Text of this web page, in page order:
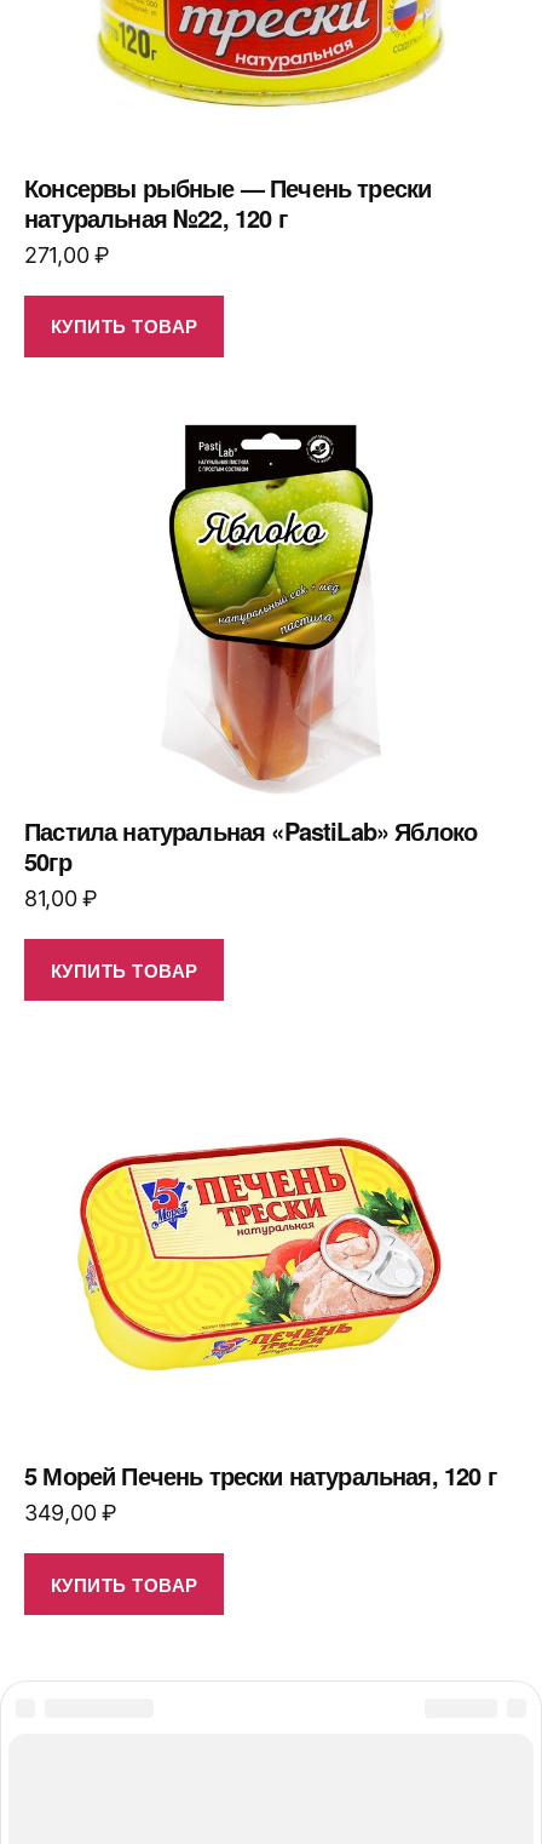
Консервы рыбные — Печень трески
натуральная №22, 120 г
271,00₽
КУПИТЬ ТОВАР
Пастила натуральная «PastiLab» Яблоко
50гр
81,00₽
КУПИТЬ ТОВАР
5 Морей Печень трески натуральная, 120 г
349,00₽
КУПИТЬ ТОВАР